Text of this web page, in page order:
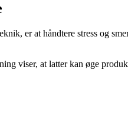
er at håndtere stress og
viser, at latter kan øge